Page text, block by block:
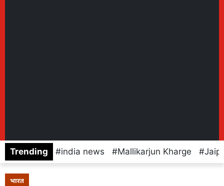
Trending india news Mallikarjun Kharge
भारत